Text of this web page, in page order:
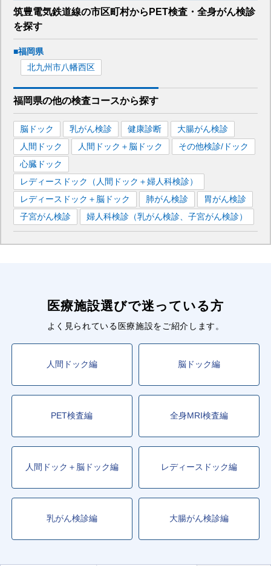
筑豊電気鉄道線の市区町村から PET検査・全身がん検診
を探す
■福岡県
北九州市八幡西区
福岡県の他の検査コースから探す
脳ドック 乳がん検診 健康診断
大腸がん検診
人間ドック
人間ドック＋脳ドック
その他検診/ドック
心臓ドック
レディースドック（人間ドック＋婦人科検診）
レディースドック＋脳ドック
肺がん検診
胃がん検診
子宮がん検診
婦人科検診（乳がん検診、子宮がん検診）
医療施設選びで迷っている方
よく見られている医療施設をご紹介します。
人間ドック編 脳ドック編
PET検査編 全身MRI検査編
人間ドック＋脳ドック編 レディースドック編
乳がん検診編 大腸がん検診編